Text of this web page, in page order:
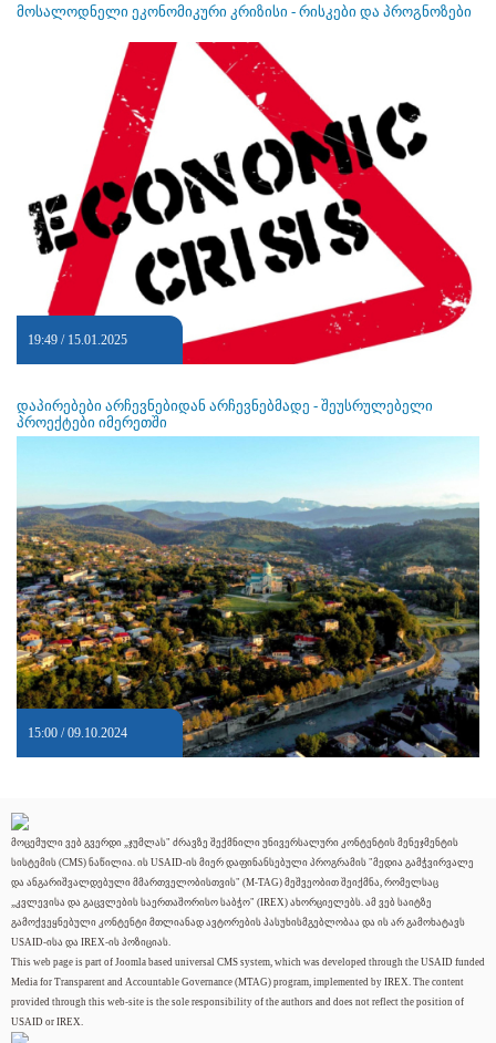
მოსალოდნელი ეკონომიკური კრიზისი - რისკები და პროგნოზები
19:49 / 15.01.2025
დაპირებები არჩევნებიდან არჩევნებმადე - შეუსრულებელი
პროექტები იმერეთში
15:00 / 09.10.2024
მოცემული ვებ გვერდი „ჯუმლას" ძრავზე შექმნილი უნივერსალური კონტენტის მენეჯმენტის
სისტემის (CMS) ნაწილია. ის USAID-ის მიერ დაფინანსებული პროგრამის "მედია გამჭვირვალე
და ანგარიშვალდებული მმართველობისთვის" (M-TAG) მეშვეობით შეიქმნა, რომელსაც
„კვლევისა და გაცვლების საერთაშორისო საბჭო" (IREX) ახორციელებს. ამ ვებ საიტზე
გამოქვეყნებული კონტენტი მთლიანად ავტორების პასუხისმგებლობაა და ის არ გამოხატავს
USAID-ისა და IREX-ის პოზიციას.
This web page is part of Joomla based universal CMS system, which was developed through the USAID funded
Media for Transparent and Accountable Governance (MTAG) program, implemented by IREX. The content
provided through this web-site is the sole responsibility of the authors and does not reflect the position of
USAID or IREX.